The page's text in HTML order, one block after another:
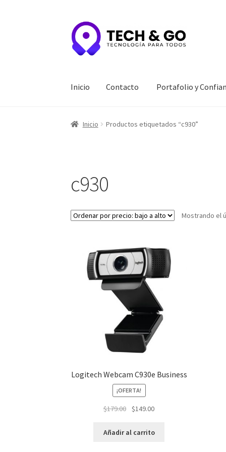
Ir
a
la
Ir
al
contenido
Inicio Contacto Portafolio y
Inicio Contacto Portafolio y Confianza
Inicio Productos etiquetados “c930”
c930
Mostrando el
Logitech Webcam C930e Business
¡OFERTA!
$179.00
original
$149.00El
actual
Añadir al carrito